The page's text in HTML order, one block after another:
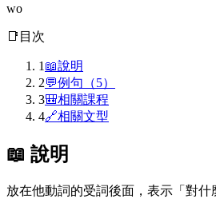
wo
📑 目次
1 📖說明
2💬例句（5）
3🎒相關課程
4🔗相關文型
📖 說明
放在他動詞的受詞後面，表示「對